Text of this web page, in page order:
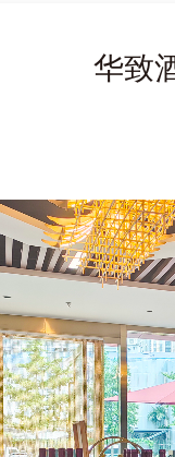
华致